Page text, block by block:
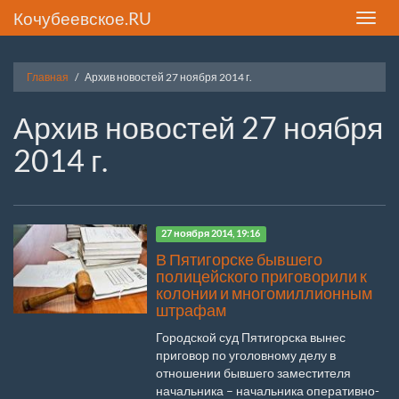
Toggle
Кочубеевское.RU
Главная Архив новостей 27 ноября 2014 г.
Архив новостей 27 ноября
2014 г.
27 ноября 2014, 19:16
В Пятигорске бывшего
полицейского приговорили к
колонии и многомиллионным
штрафам
Городской суд Пятигорска вынес
приговор по уголовному делу в
отношении бывшего заместителя
начальника – начальника оперативно-